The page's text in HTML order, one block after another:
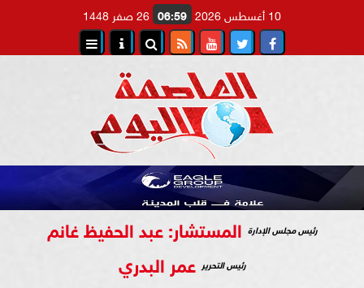
10 أغسطس 2026 06:59 26 صفر 1448
رئيس مجلس الإدارة المستشار: عبد الحفيظ غانم
رئيس التحرير عمر البدري